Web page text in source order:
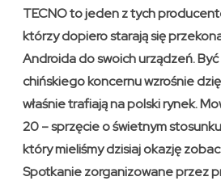
TECNO to jeden z tych
którzy dopiero starają się
Androida do swoich urządzeń.
chińskiego koncernu wzrośnie
właśnie trafiają na polski rynek.
20 – sprzęcie o świetnym
który mieliśmy dzisiaj okazję
Spotkanie zorganizowane przez